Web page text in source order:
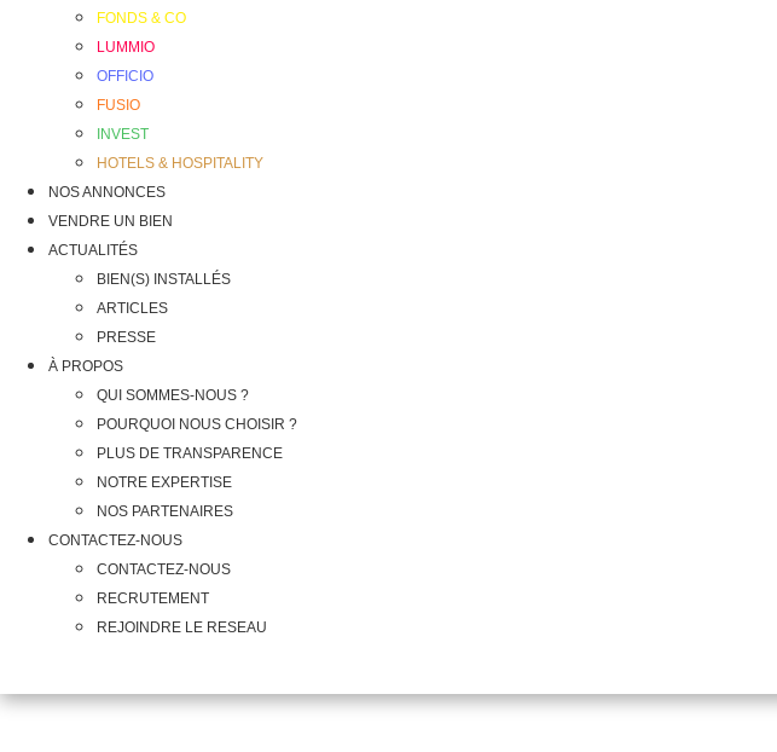
FONDS & CO
LUMMIO
OFFICIO
FUSIO
INVEST
HOTELS & HOSPITALITY
NOS ANNONCES
VENDRE UN BIEN
ACTUALITÉS
BIEN(S) INSTALLÉS
ARTICLES
PRESSE
À PROPOS
QUI SOMMES-NOUS ?
POURQUOI NOUS CHOISIR ?
PLUS DE TRANSPARENCE
NOTRE EXPERTISE
NOS PARTENAIRES
CONTACTEZ-NOUS
CONTACTEZ-NOUS
RECRUTEMENT
REJOINDRE LE RESEAU